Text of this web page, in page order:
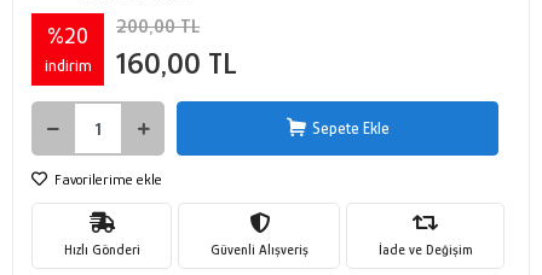
%20
indirim
200,00 TL
160,00 TL
Sepete Ekle
Favorilerime ekle
Hızlı Gönderi Güvenli Alışveriş İade ve Değişim